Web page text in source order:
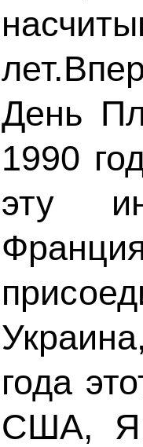
День
1990
эту
года
США,